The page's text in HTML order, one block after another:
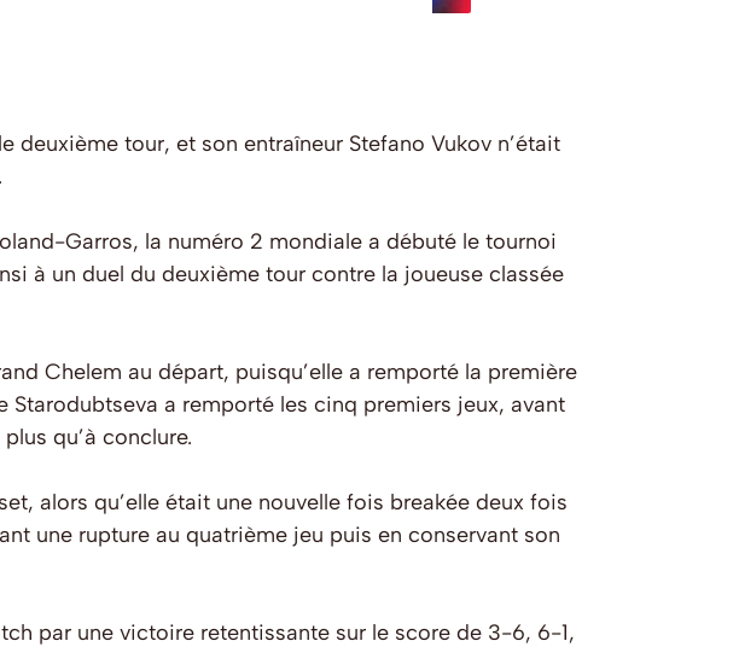
deuxième tour, et son entraîneur Stefano Vukov n’était
Garros, la numéro 2 mondiale a débuté le tournoi
à un duel du deuxième tour contre la joueuse classée
Chelem au départ, puisqu’elle a remporté la première
a remporté les cinq premiers jeux, avant
qu’à conclure.
alors qu’elle était une nouvelle fois breakée deux fois
une rupture au quatrième jeu puis en conservant son
par une victoire retentissante sur le score de 3-6, 6-1,